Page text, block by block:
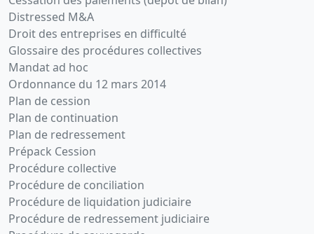
Distressed M&A
Droit des entreprises en difficulté
Glossaire des procédures collectives
Mandat ad hoc
Ordonnance du 12 mars 2014
Plan de cession
Plan de continuation
Plan de redressement
Prépack Cession
Procédure collective
Procédure de conciliation
Procédure de liquidation judiciaire
Procédure de redressement judiciaire